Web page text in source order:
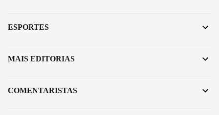
ESPORTES
MAIS EDITORIAS
COMENTARISTAS